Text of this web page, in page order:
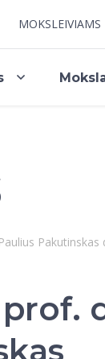
MOKSLEIVIAMS